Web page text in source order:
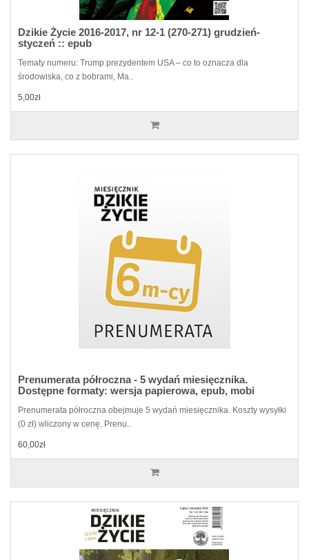
Dzikie Życie 2016-2017, nr 12-1 (270-271) grudzień-
styczeń :: epub
Tematy numeru: Trump prezydentem USA – co to oznacza dla
środowiska, co z bobrami, Ma..
5,00zł
Prenumerata półroczna - 5 wydań miesięcznika.
Dostępne formaty: wersja papierowa, epub, mobi
Prenumerata półroczna obejmuje 5 wydań miesięcznika. Koszty wysyłki
(0 zł) wliczony w cenę. Prenu..
60,00zł